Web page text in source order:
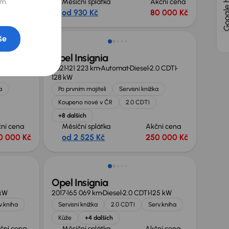
000 Kč od 930 Kč 80 000 Kč
cena
000 Kč
Možnost odpočtu DPH
Opel Insignia
2021121 223 kmAutomatDiesel2.0 CDTI
128 kW
Po prvním majiteli
Servisní knížka
Koupeno nové v ČR
2.0 CDTI
+8 dalších
Měsíční splátka
od 2 525 Kč
Akční cena
250 000 Kč
Zlevněno o 10 000 Kč
Opel Insignia
2017165 069 kmDiesel2.0 CDTI125 kW
Servisní knížka 2.0 CDTI
Serv.kniha
Kůže
+4 dalších